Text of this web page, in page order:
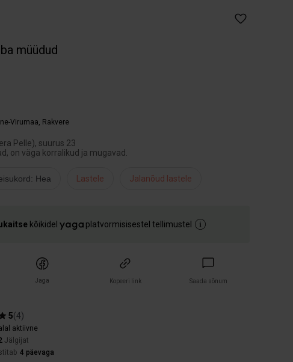
müüdud
Virumaa, Rakvere
Pelle), suurus 23
on väga korralikud ja mugavad.
Hea Lastele Jalanõud lastele
kõikidel platvormisisestel tellimustel
Jaga Kopeeri link Saada sõnum
5(4)
aktiivne
Jälgijat
4 päevaga